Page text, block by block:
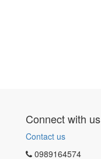
Connect with us
Contact us
0989164574